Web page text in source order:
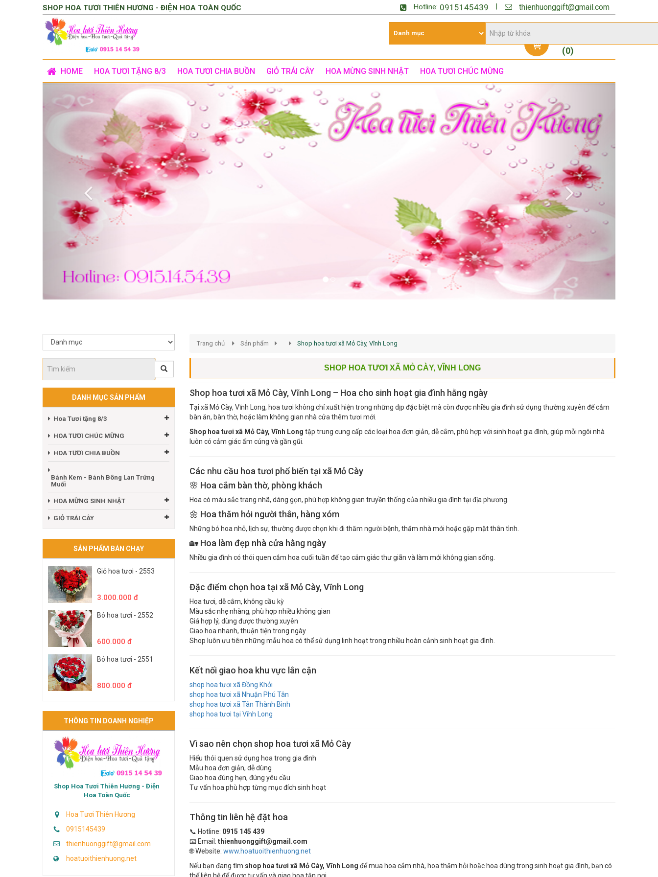
SHOP HOA TƯƠI THIÊN HƯƠNG - ĐIỆN HOA TOÀN QUỐC Hotline: 0915145439 thienhuonggift@gmail.com
(0)
HOME HOA TƯƠI TẶNG 8/3 HOA TƯƠI CHIA BUỒN GIỎ TRÁI CÂY HOA MỪNG SINH NHẬT HOA TƯƠI CHÚC MỪNG
Previous
DANH MỤC SẢN PHẨM
Hoa Tươi tặng 8/3
HOA TƯƠI CHÚC MỪNG
HOA TƯƠI CHIA BUỒN
Bánh Kem - Bánh Bông Lan Trứng
Muối
HOA MỪNG SINH NHẬT
GIỎ TRÁI CÂY
SẢN PHẨM BÁN CHẠY
Giỏ hoa tươi - 2553
3.000.000 đ
Bó hoa tươi - 2552
600.000 đ
Bó hoa tươi - 2551
800.000 đ
THÔNG TIN DOANH NGHIỆP
Shop Hoa Tươi Thiên Hương - Điện
Hoa Toàn Quốc
Hoa Tươi Thiên Hương
0915145439
thienhuonggift@gmail.com
hoatuoithienhuong.net
Trang chủ Sản phẩm Shop hoa tươi xã Mỏ Cày, Vĩnh Long
SHOP HOA TƯƠI XÃ MỎ CÀY, VĨNH LONG
Shop hoa tươi xã Mỏ Cày, Vĩnh Long – Hoa cho sinh hoạt gia đình hằng ngày
Tại xã Mỏ Cày, Vĩnh Long, hoa tươi không chỉ xuất hiện trong những dịp đặc biệt mà còn được nhiều gia đình sử dụng thường xuyên để cắm
bàn ăn, bàn thờ, hoặc làm không gian nhà cửa thêm tươi mới.
Shop hoa tươi xã Mỏ Cày, Vĩnh Long tập trung cung cấp các loại hoa đơn giản, dễ cắm, phù hợp với sinh hoạt gia đình, giúp mỗi ngôi nhà
luôn có cảm giác ấm cúng và gần gũi.
Các nhu cầu hoa tươi phổ biến tại xã Mỏ Cày
🌸 Hoa cắm bàn thờ, phòng khách
Hoa có màu sắc trang nhã, dáng gọn, phù hợp không gian truyền thống của nhiều gia đình tại địa phương.
🌼 Hoa thăm hỏi người thân, hàng xóm
Những bó hoa nhỏ, lịch sự, thường được chọn khi đi thăm người bệnh, thăm nhà mới hoặc gặp mặt thân tình.
🏡 Hoa làm đẹp nhà cửa hằng ngày
Nhiều gia đình có thói quen cắm hoa cuối tuần để tạo cảm giác thư giãn và làm mới không gian sống.
Đặc điểm chọn hoa tại xã Mỏ Cày, Vĩnh Long
Hoa tươi, dễ cắm, không cầu kỳ
Màu sắc nhẹ nhàng, phù hợp nhiều không gian
Giá hợp lý, dùng được thường xuyên
Giao hoa nhanh, thuận tiện trong ngày
Shop luôn ưu tiên những mẫu hoa có thể sử dụng linh hoạt trong nhiều hoàn cảnh sinh hoạt gia đình.
Kết nối giao hoa khu vực lân cận
shop hoa tươi xã Đồng Khởi
shop hoa tươi xã Nhuận Phú Tân
shop hoa tươi xã Tân Thành Bình
shop hoa tươi tại Vĩnh Long
Vì sao nên chọn shop hoa tươi xã Mỏ Cày
Hiểu thói quen sử dụng hoa trong gia đình
Mẫu hoa đơn giản, dễ dùng
Giao hoa đúng hẹn, đúng yêu cầu
Tư vấn hoa phù hợp từng mục đích sinh hoạt
Thông tin liên hệ đặt hoa
📞 Hotline: 0915 145 439
📧 Email: thienhuonggift@gmail.com
🌐 Website: www.hoatuoithienhuong.net
Nếu bạn đang tìm shop hoa tươi xã Mỏ Cày, Vĩnh Long để mua hoa cắm nhà, hoa thăm hỏi hoặc hoa dùng trong sinh hoạt gia đình, bạn có